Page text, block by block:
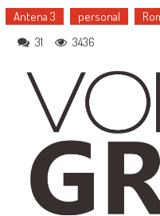
Antena 3 personal
31 3436